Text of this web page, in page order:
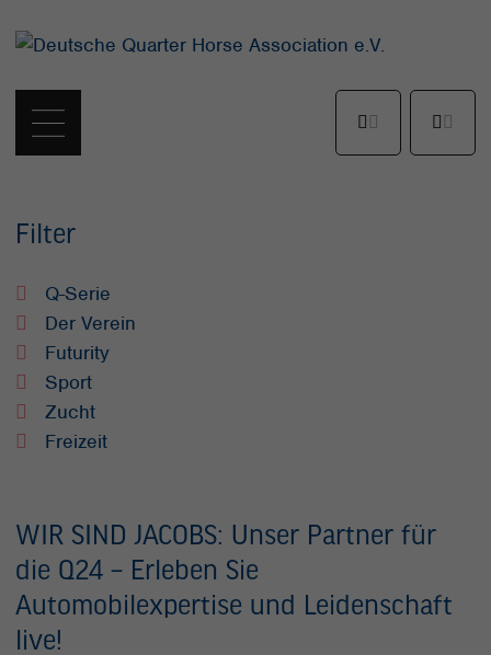
Filter
Q-Serie
Der Verein
Futurity
Sport
Zucht
Freizeit
WIR SIND JACOBS: Unser Partner für
die Q24 – Erleben Sie
Automobilexpertise und Leidenschaft
live!